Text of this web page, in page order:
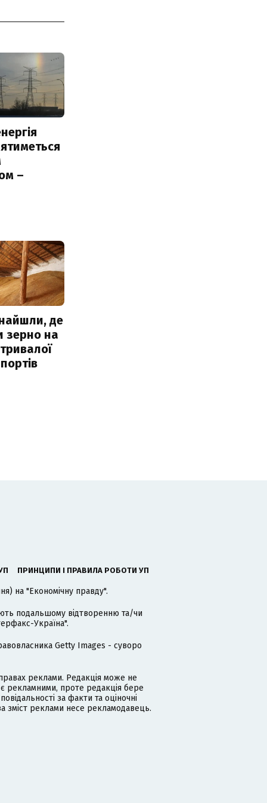
–
де
зерно на
ПРИНЦИПИ І ПРАВИЛА РОБОТИ УП
на "Економічну правду".
подальшому відтворенню та/чи
Україна".
Getty Images - суворо
реклами. Редакція може не
рекламними, проте редакція бере
за факти та оціночні
зміст реклами несе рекламодавець.